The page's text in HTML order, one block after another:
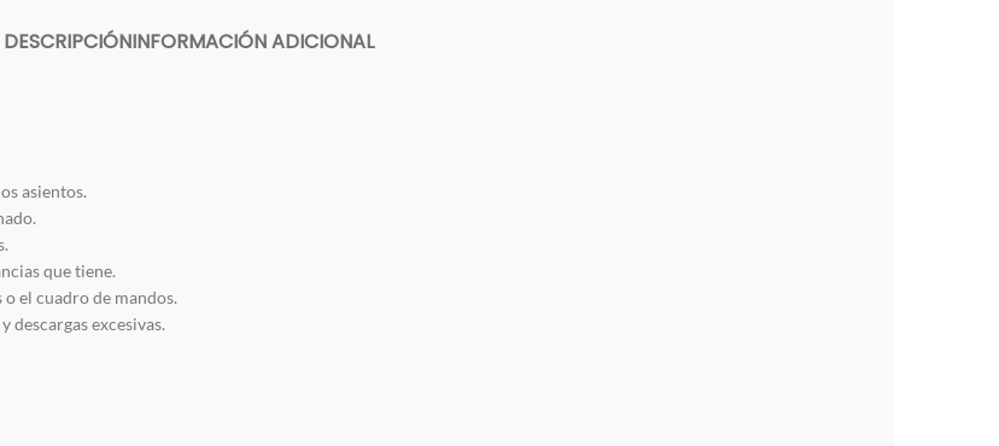
DESCRIPCIÓNINFORMACIÓN ADICIONAL
asientos.
que tiene.
el cuadro de mandos.
excesivas.